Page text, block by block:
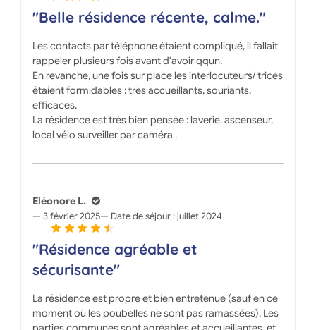
"Belle résidence récente, calme."
Les contacts par téléphone étaient compliqué, il fallait
rappeler plusieurs fois avant d'avoir qqun.
En revanche, une fois sur place les interlocuteurs/ trices
étaient formidables : très accueillants, souriants,
efficaces.
La résidence est très bien pensée : laverie, ascenseur,
local vélo surveiller par caméra .
Eléonore L.
3 février 2025 Date de séjour :juillet 2024
"Résidence agréable et
sécurisante"
La résidence est propre et bien entretenue (sauf en ce
moment où les poubelles ne sont pas ramassées). Les